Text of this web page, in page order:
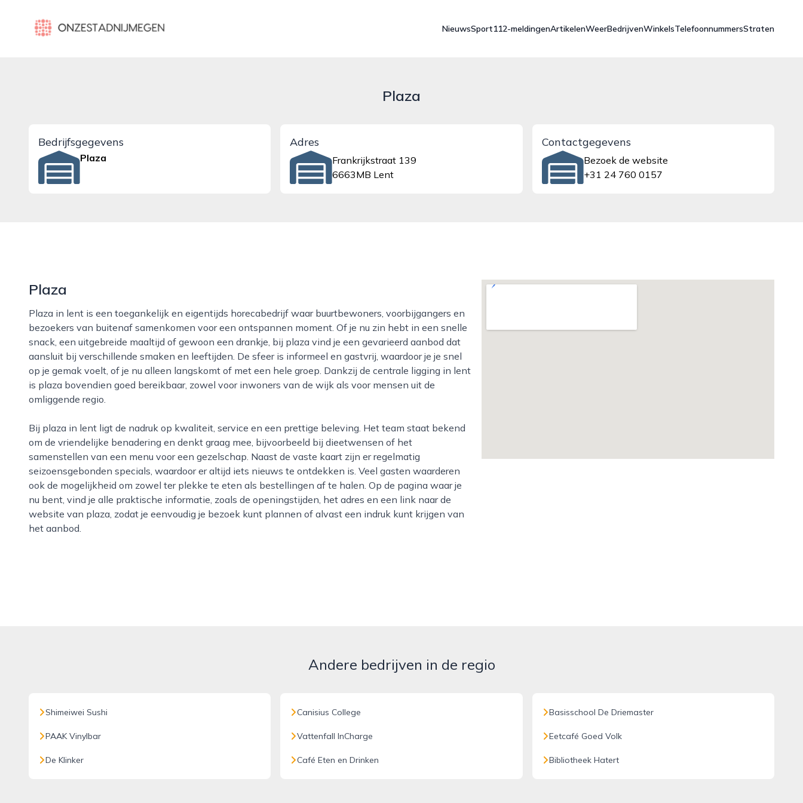
onzestadnijmegen.nl
NieuwsSport112-meldingenArtikelenWeerBedrijvenWinkelsTelefoonnummersStraten
Plaza
Bedrijfsgegevens
Plaza
Adres
Frankrijkstraat 139
6663MB Lent
Contactgegevens
Bezoek de website
+31 24 760 0157
Plaza
Plaza in lent is een toegankelijk en eigentijds horecabedrijf waar buurtbewoners, voorbijgangers en
bezoekers van buitenaf samenkomen voor een ontspannen moment. Of je nu zin hebt in een snelle
snack, een uitgebreide maaltijd of gewoon een drankje, bij plaza vind je een gevarieerd aanbod dat
aansluit bij verschillende smaken en leeftijden. De sfeer is informeel en gastvrij, waardoor je je snel
op je gemak voelt, of je nu alleen langskomt of met een hele groep. Dankzij de centrale ligging in lent
is plaza bovendien goed bereikbaar, zowel voor inwoners van de wijk als voor mensen uit de
omliggende regio.
Bij plaza in lent ligt de nadruk op kwaliteit, service en een prettige beleving. Het team staat bekend
om de vriendelijke benadering en denkt graag mee, bijvoorbeeld bij dieetwensen of het
samenstellen van een menu voor een gezelschap. Naast de vaste kaart zijn er regelmatig
seizoensgebonden specials, waardoor er altijd iets nieuws te ontdekken is. Veel gasten waarderen
ook de mogelijkheid om zowel ter plekke te eten als bestellingen af te halen. Op de pagina waar je
nu bent, vind je alle praktische informatie, zoals de openingstijden, het adres en een link naar de
website van plaza, zodat je eenvoudig je bezoek kunt plannen of alvast een indruk kunt krijgen van
het aanbod.
Andere bedrijven in de regio
Shimeiwei Sushi
PAAK Vinylbar
De Klinker
Canisius College
Vattenfall InCharge
Café Eten en Drinken
Basisschool De Driemaster
Eetcafé Goed Volk
Bibliotheek Hatert